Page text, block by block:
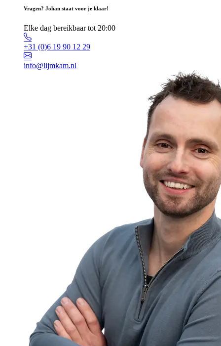
Vragen? Johan staat voor je klaar!
Elke dag bereikbaar tot 20:00
+31 (0)6 19 90 12 29
info@lijmkam.nl